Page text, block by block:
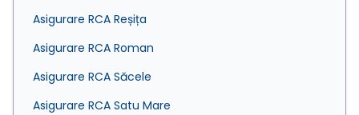
Asigurare RCA Reșița
Asigurare RCA Roman
Asigurare RCA Săcele
Asigurare RCA Satu Mare